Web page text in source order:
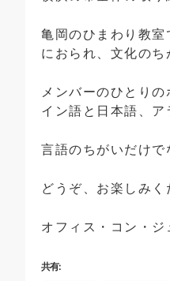
亀岡のひまわり教
におられ、文化のち
メンバーのひとり
イン語と日本語、
言語のちがいだけで
どうぞ、お楽しみく
オフィス・コン・
共有: